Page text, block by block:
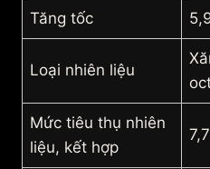
Tăng tốc
Loại nhiên liệu
Mức tiêu thụ nhiên
liệu, kết hợp